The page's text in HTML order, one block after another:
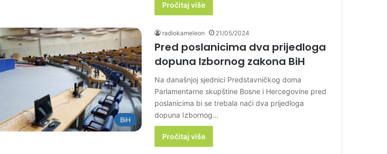
Pročitaj više
BiH
radiokameleon 21/05/2024
Pred poslanicima dva prijedloga
dopuna Izbornog zakona BiH
Na današnjoj sjednici Predstavničkog doma
Parlamentarne skupštine Bosne i Hercegovine pred
poslanicima bi se trebala naći dva prijedloga
dopuna Izbornog…
Pročitaj više